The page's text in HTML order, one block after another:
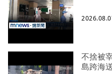
不捨被
島跨海